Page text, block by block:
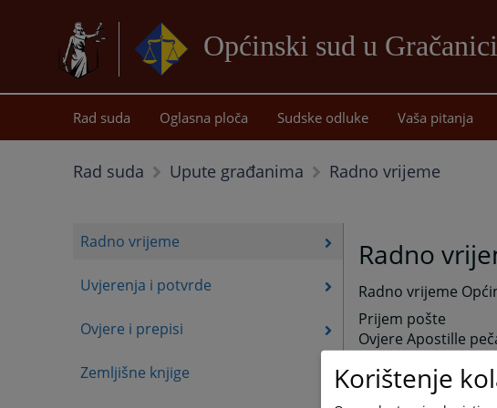
Općinski sud u Gračanici
Rad suda Oglasna ploča Sudske odluke Vaša pitanja
Rad suda Upute građanima Radno vrijeme
Radno vrijeme
Uvjerenja i potvrde
Ovjere i prepisi
Zemljišne knjige
Radno
Radno vrijeme
Prijem
Ovjere Apostille
ZK ured
Korištenje